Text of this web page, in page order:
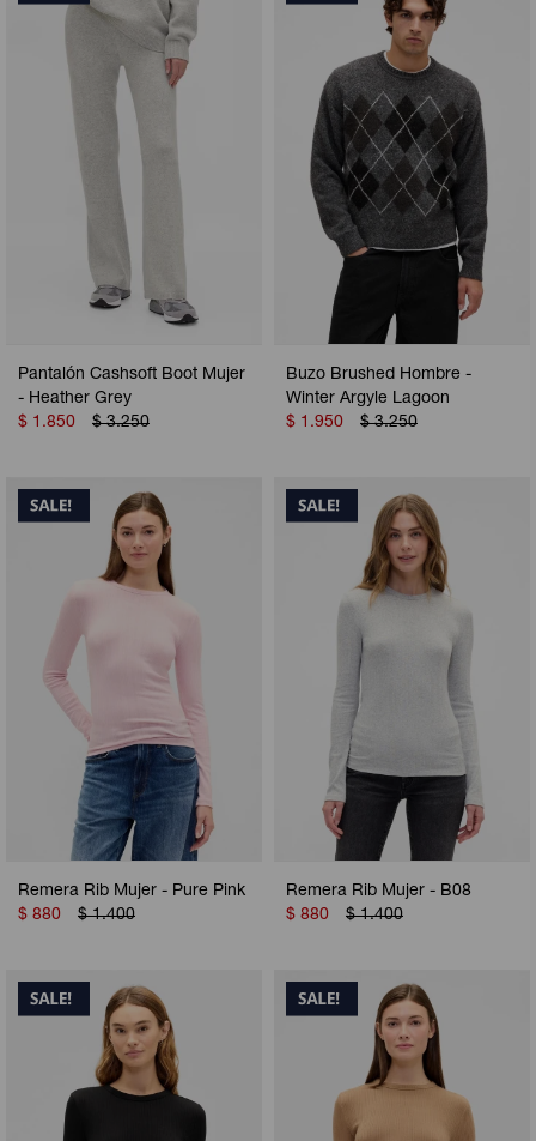
Pantalón Cashsoft Boot Mujer
- Heather Grey
$ 1.850 $ 3.250
Buzo Brushed Hombre -
Winter Argyle Lagoon
$ 1.950 $ 3.250
Remera Rib Mujer - Pure Pink
$ 880 $ 1.400
Remera Rib Mujer - B08
$ 880 $ 1.400